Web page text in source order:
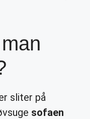
sliter på
sofaen